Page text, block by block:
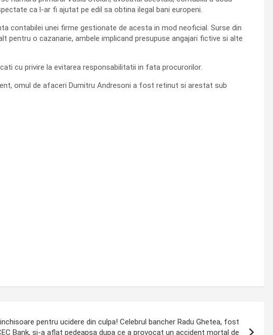
ca l-ar fi ajutat pe edil sa obtina ilegal bani europeni.
contabilei unei firme gestionate de acesta in mod neoficial. Surse din
o cazanarie, ambele implicand presupuse angajari fictive si alte
cu privire la evitarea responsabilitatii in fata procurorilor.
omul de afaceri Dumitru Andresoni a fost retinut si arestat sub
pentru ucidere din culpa! Celebrul bancher Radu Ghetea, fost
Bank, si-a aflat pedeapsa dupa ce a provocat un accident mortal de